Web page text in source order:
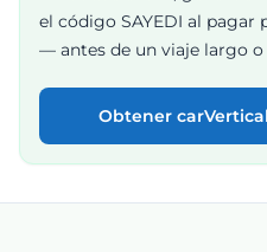
el código SAYEDI al pagar
— antes de un viaje largo o
Obtener carVertical